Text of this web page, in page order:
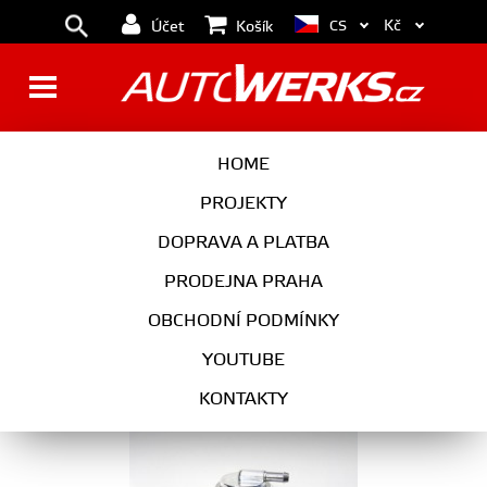
Účet Košík
HOME
PROJEKTY
DOPRAVA A PLATBA
PRODEJNA PRAHA
OBCHODNÍ PODMÍNKY
YOUTUBE
KONTAKTY
CS Kč
FORGE MOTORSPORT
01 02 03 04
225hp 2.5T FMDVK04S Forge Motorsport
FMDVK04S